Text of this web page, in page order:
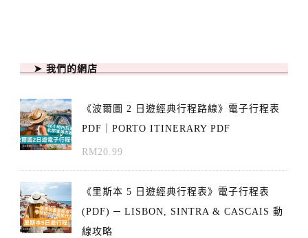
➤ 我們的網店
《波爾圖 2 日遊經典行程路線》電子行程表
PDF｜PORTO ITINERARY PDF
RM20.99
《里斯本 5 日遊經典行程表》電子行程表
(PDF) ─ LISBON, SINTRA & CASCAIS 動
線攻略